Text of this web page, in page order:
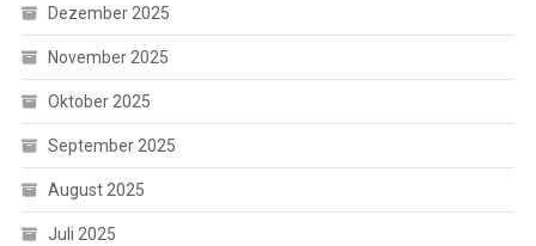
Dezember 2025
November 2025
Oktober 2025
September 2025
August 2025
Juli 2025